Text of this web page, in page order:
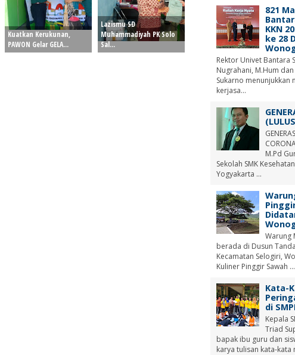
Kuatkan Kerukunan,
PAWON Gelar GELA...
Lazismu SD
Muhammadiyah PK Solo
Sal...
821
KKN
ke 28
Rektor Univet Bantara
Nugrahani, M.Hum
Sukarno menunjukkan
kerjasa...
M.Pd
Sekolah SMK
Yogyakarta ...
Warung
berada di Dusun
Kecamatan Selogiri,
Kuliner Pinggir Sawah ...
Kata-
di
Kepala
Triad
bapak ibu guru dan
karya tulisan kata-kata